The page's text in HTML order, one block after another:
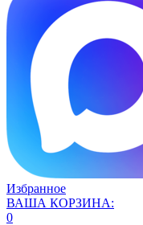
Избранное
ВАША КОРЗИНА:
0